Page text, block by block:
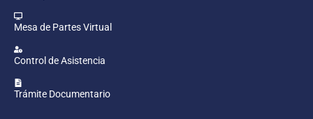
Mesa de Partes Virtual
Control de Asistencia
Trámite Documentario